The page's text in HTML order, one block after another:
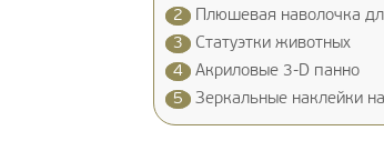
2
Плюшевая наволочка
3
Статуэтки животных
4
Акриловые 3-D панно
5
Зеркальные наклейки